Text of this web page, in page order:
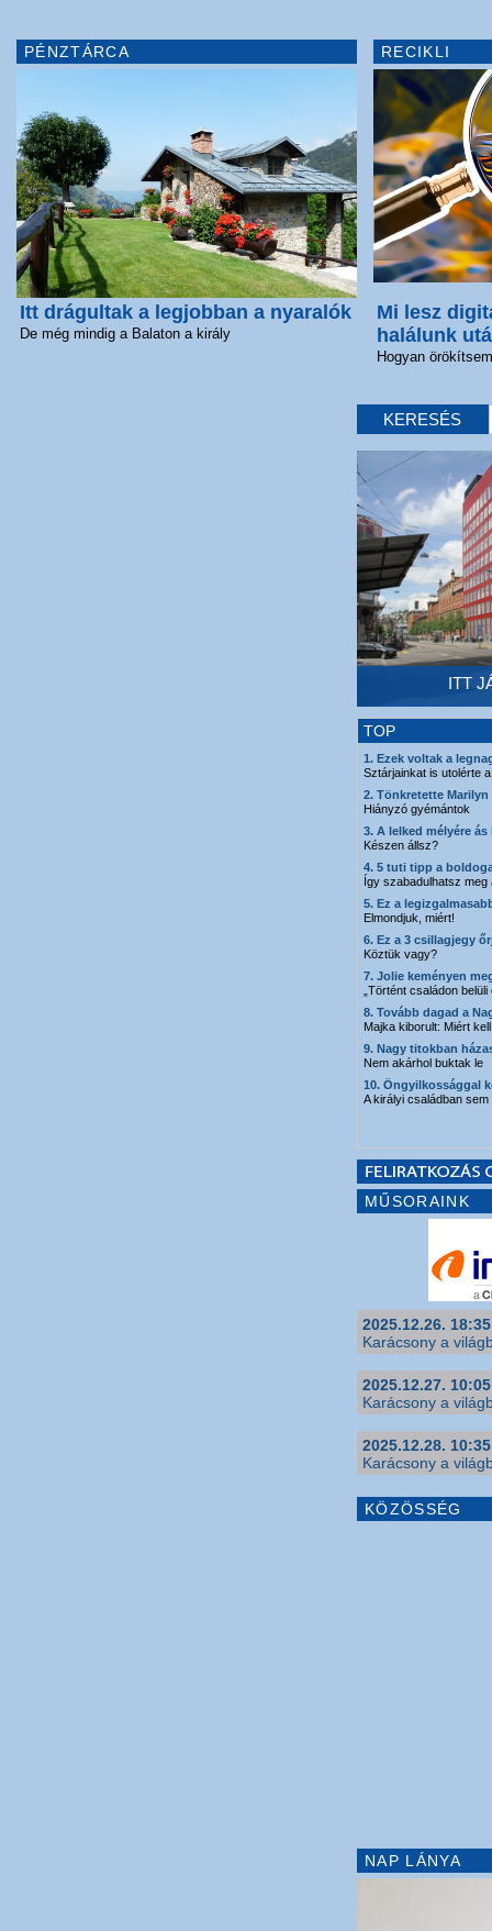
PÉNZTÁRCA
Itt drágultak a legjobban a nyaralók
De még mindig a Balaton a király
RECIKLI
Mi lesz
halálunk
Hogyan
KERESÉS
ITT
TOP
1. Ezek voltak a
Sztárjainkat is utolérte
2. Tönkretette
Hiányzó gyémántok
3. A lelked mélyére
Készen állsz?
4. 5 tuti tipp a
Így szabadulhatsz
5. Ez a
Elmondjuk, miért!
6. Ez a 3 csillagjegy
Köztük vagy?
7. Jolie keményen
„Történt családon
8. Tovább dagad a
Majka kiborult: Miért
9. Nagy titokban
Nem akárhol buktak le
10. Öngyilkossággal
A királyi családban
MŰSORAINK
2025.12.26.
Karácsony a
2025.12.27.
Karácsony a
2025.12.28.
Karácsony a
KÖZÖSSÉG
NAP LÁNYA